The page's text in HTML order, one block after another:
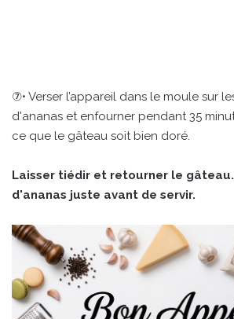
⑦• Verser l’appareil dans le moule sur
d'ananas et enfourner pendant 35
ce que le gâteau soit bien doré.
Laisser tiédir et retourner le
d'ananas juste avant de servir.